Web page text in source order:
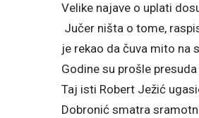
Velike najave o uplati
Jučer ništa o tome,
je rekao da čuva mito na
Godine su prošle
Taj isti Robert Ježić
Dobronić smatra